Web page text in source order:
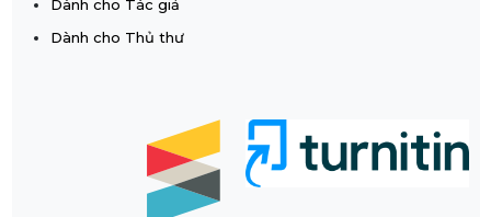
Dành cho Tác giả
Dành cho Thủ thư